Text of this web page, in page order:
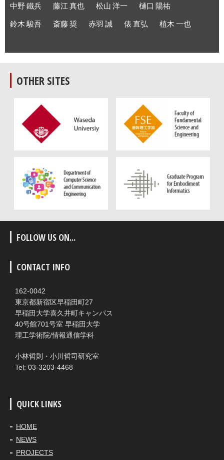
中野 鐵兵
藤江 真也 松山 洋一
樋口 陽祐
鈴木 駿吾
斎藤 奨 赤羽 誠 俵 直弘 植木 一也
OTHER SITES
FOLLOW US ON...
CONTACT INFO
162-0042
東京都新宿区早稲田町27
早稲田大学喜久井町キャンパス
40号館701号室 早稲田大学
理工学術院/情報通信学科
小林哲則・小川哲司研究室
Tel: 03-3203-4468
QUICK LINKS
HOME
NEWS
PROJECTS